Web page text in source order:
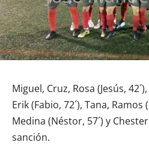
Miguel, Cruz, Rosa (Jesús,
Erik (Fabio, 72´), Tana, Ramos
Medina (Néstor, 57´) y
sanción.